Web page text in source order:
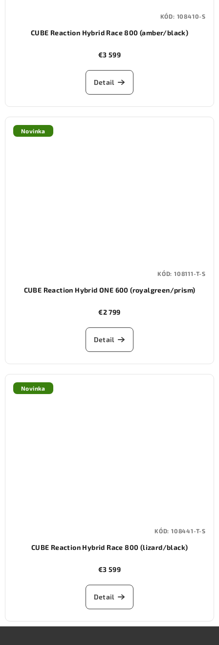
CUBE Reaction Hybrid Race 800 (amber/black)
€3 599
Detail
KÓD: 108410-S
Novinka
CUBE Reaction Hybrid ONE 600 (royalgreen/prism)
€2 799
Detail
KÓD: 108111-T-S
Novinka
CUBE Reaction Hybrid Race 800 (lizard/black)
€3 599
Detail
KÓD: 108441-T-S